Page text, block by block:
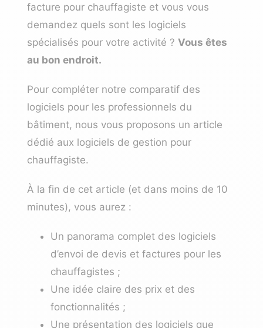
facture pour chauffagiste et vous vous
demandez quels sont les logiciels
spécialisés pour votre activité ? Vous êtes
au bon endroit.
Pour compléter notre comparatif des
logiciels pour les professionnels du
bâtiment, nous vous proposons un article
dédié aux logiciels de gestion pour
chauffagiste.
À la fin de cet article (et dans moins de 10
minutes), vous aurez :
Un panorama complet des logiciels
d’envoi de devis et factures pour les
chauffagistes ;
Une idée claire des prix et des
fonctionnalités ;
Une présentation des logiciels que